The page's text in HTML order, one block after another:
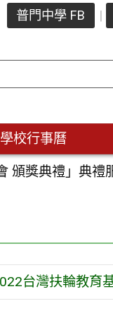
普門中學 FB
學校行事曆
頒獎典禮」典禮
台灣扶輪教育